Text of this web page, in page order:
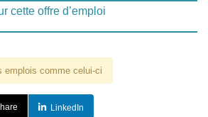
cette offre d’emploi
emplois comme celui-ci
LinkedIn